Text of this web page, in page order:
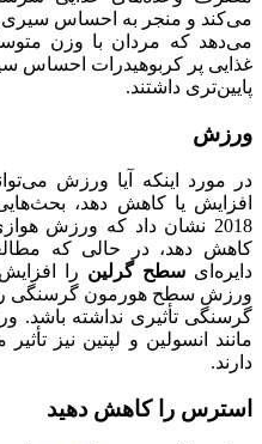
می‌کند و منجر به احساس سیری
می‌دهد که مردان با وزن
غذایی پر کربوهیدرات احساس
پایین‌تری داشتند.
ورزش
در مورد اینکه آیا ورزش
افزایش یا کاهش دهد،
2018 نشان داد که ورزش
کاهش دهد، در حالی که
دایره‌ایسطح گرلین را
ورزش سطح هورمون گرسنگی را
گرسنگی تأثیری نداشته باشد.
مانند انسولین و لپتین نیز
دارند.
استرس را کاهش دهید